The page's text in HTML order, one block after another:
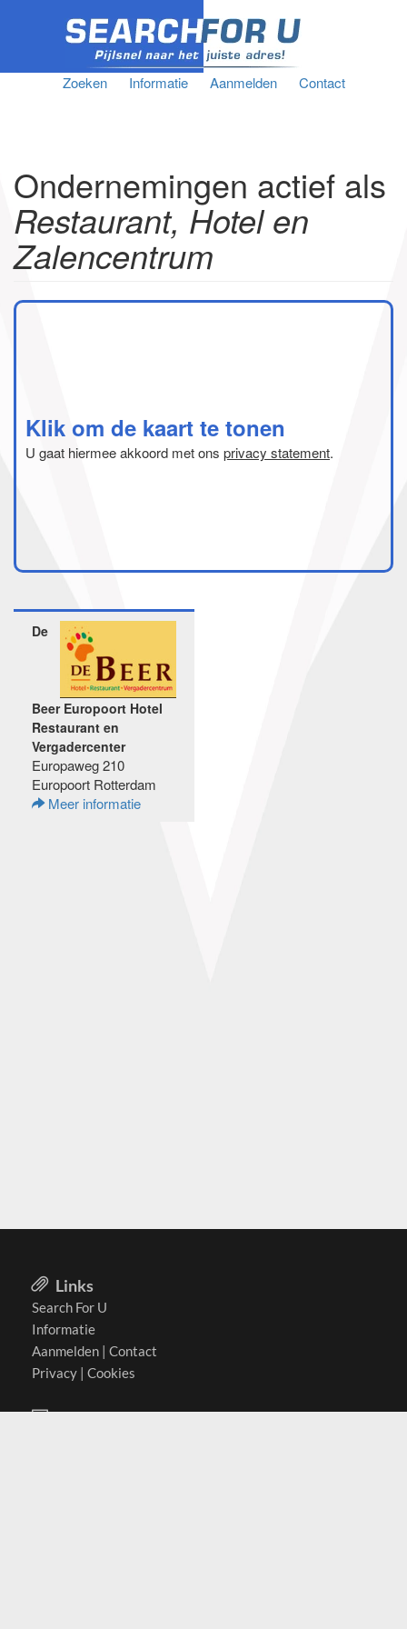
Zoeken Informatie Aanmelden Contact
Ondernemingen actief als
Restaurant, Hotel en
Zalencentrum
Klik om de kaart te tonen
U gaat hiermee akkoord met ons privacy statement.
De
Beer Europoort Hotel
Restaurant en
Vergadercenter
Europaweg 210
Europoort Rotterdam
Meer informatie
Links
Search For U
Informatie
Aanmelden | Contact
Privacy | Cookies
Actief in